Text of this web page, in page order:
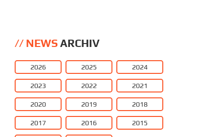
NEWSARCHIV
2026 2025 2024
2023 2022 2021
2020 2019 2018
2017 2016 2015